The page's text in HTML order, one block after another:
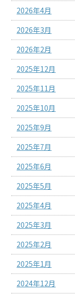
2026年4月
2026年3月
2026年2月
2025年12月
2025年11月
2025年10月
2025年9月
2025年7月
2025年6月
2025年5月
2025年4月
2025年3月
2025年2月
2025年1月
2024年12月